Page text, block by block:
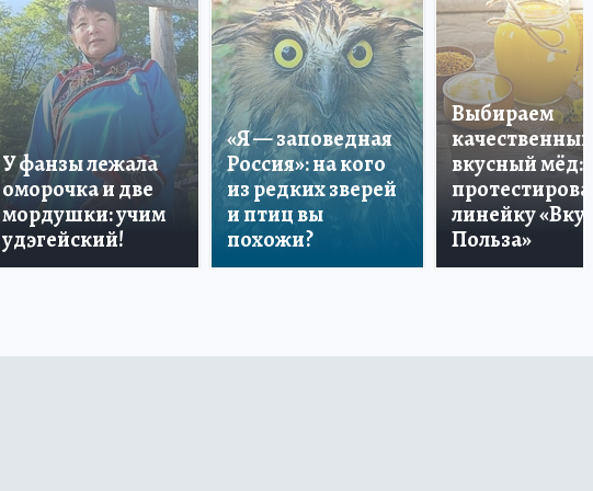
У фанзы лежала
оморочка и две
мордушки: учим
удэгейский!
«Я — заповедная
Россия»: на кого
из редких зверей
и птиц вы
похожи?
Выбираем
качественный
вкусный мёд:
линейку «Вкус
Польза»